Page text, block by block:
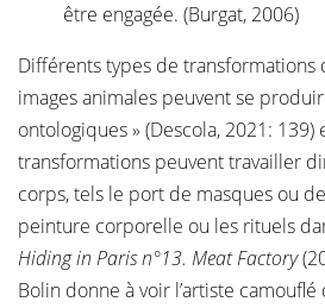
être engagée. (Burgat, 2006)
Différents types de transformations
images animales peuvent se
ontologiques » (Descola, 2021: 139)
transformations peuvent travailler
corps, tels le port de masques ou
peinture corporelle ou les rituels
Hiding in Paris n°13. Meat Factory
Bolin donne à voir l’artiste camouflé